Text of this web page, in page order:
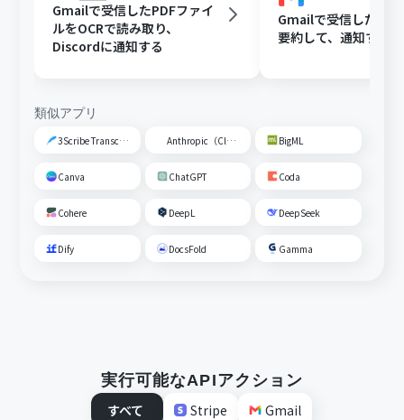
Gmailで受信したPDFファイ
ルをOCRで読み取り、
Discordに通知する
Gmailで受信した内
要約して、通知する
類似アプリ
3Scribe Transcription Anthropic（Claude） BigML
Canva ChatGPT Coda
Cohere DeepL DeepSeek
Dify DocsFold Gamma
実行可能なAPIアクション
すべて
Stripe Gmail